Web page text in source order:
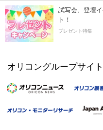
試写会、登壇
ト！
プレゼント特集
オリコングループサイト